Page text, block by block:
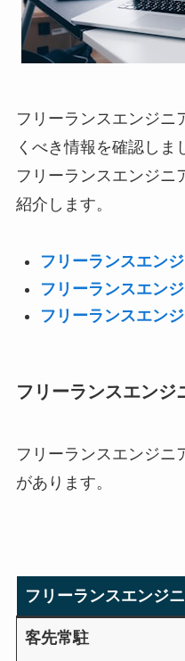
フリーランスエンジニ
くべき情報を確認しま
フリーランスエンジニ
紹介します。
フリーランスエン
フリーランスエン
フリーランスエン
フリーランスエンジ
フリーランスエンジニ
があります。
フリーランスエンジ
客先常駐